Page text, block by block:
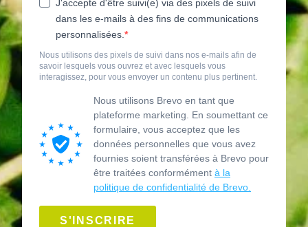
J'accepte d'être suivi(e) via des pixels de suivi
dans les e-mails à des fins de communications
personnalisées.
Nous utilisons des pixels de suivi dans nos e-mails afin de
savoir lesquels vous ouvrez et avec lesquels vous
interagissez, pour vous envoyer un contenu plus pertinent.
Nous utilisons Brevo en tant que
plateforme marketing. En soumettant ce
formulaire, vous acceptez que les
données personnelles que vous avez
fournies soient transférées à Brevo pour
être traitées conformément à la
politique de confidentialité de Brevo.
S'INSCRIRE